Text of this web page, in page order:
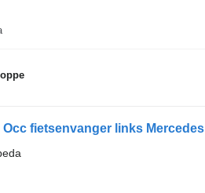
Occ fietsenvanger links Mercedes